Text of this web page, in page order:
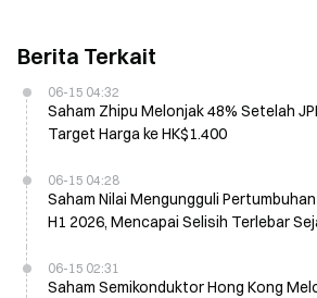
Berita Terkait
06-15 04:32
Saham Zhipu Melonjak 48% Setelah
Target Harga ke HK$1.400
06-15 04:28
Saham Nilai Mengungguli
H1 2026, Mencapai Selisih Terlebar
06-15 02:31
Saham Semikonduktor Hong Kong